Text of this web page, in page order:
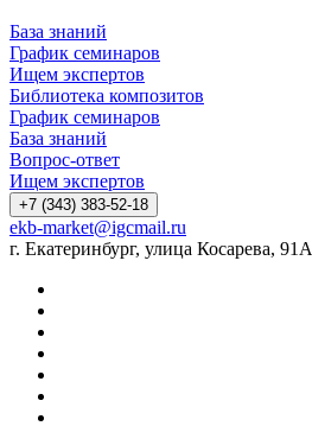
База знаний
График семинаров
Ищем экспертов
Библиотека композитов
График семинаров
База знаний
Вопрос-ответ
Ищем экспертов
+7 (343) 383-52-18
ekb-market@igcmail.ru
г. Екатеринбург, улица Косарева, 91А